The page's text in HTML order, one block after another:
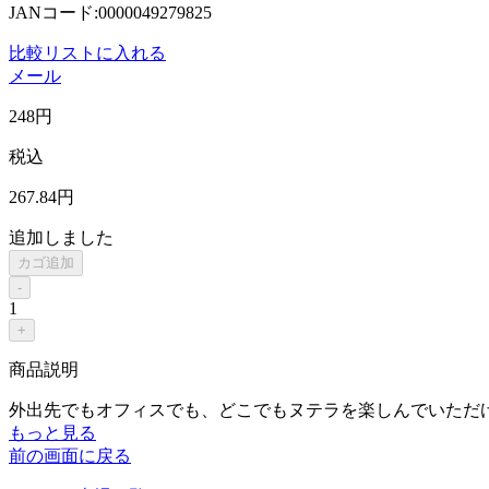
JANコード:0000049279825
比較リストに入れる
メール
248円
税込
267.84円
追加しました
カゴ追加
-
1
+
商品説明
外出先でもオフィスでも、どこでもヌテラを楽しんでいただ
もっと見る
前の画面に戻る